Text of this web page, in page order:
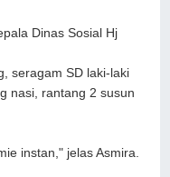
Dinas Sosial Hj
seragam SD laki-laki
nasi, rantang 2 susun
instan," jelas Asmira.